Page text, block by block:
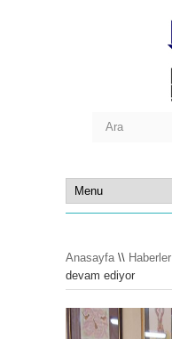
Anasayfa\\ Haberler
devam ediyor